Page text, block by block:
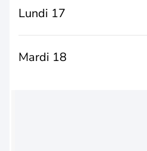
Lundi 17
Mardi 18